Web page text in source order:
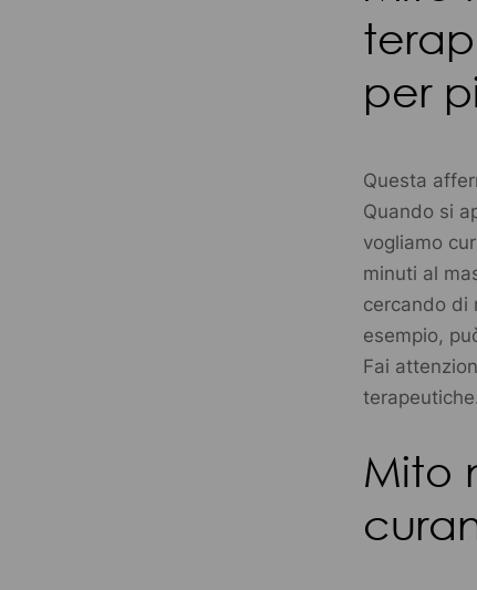
per
Questa
Quando si
vogliamo
minuti al
cercando di
esempio,
Fai
terapeutiche.
Mito